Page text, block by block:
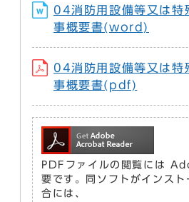
04消防用設備等又は特
事概要書(word)
04消防用設備等又は特
事概要書(pdf)
PDFファイルの閲覧には
要です。同ソフトがインス
合には、